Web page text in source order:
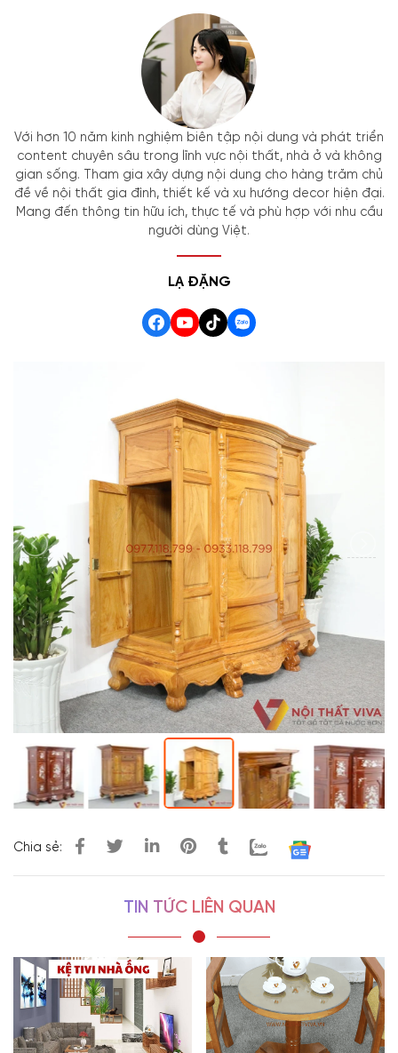
Với hơn 10 năm kinh nghiệm biên tập nội dung và phát triển
content chuyên sâu trong lĩnh vực nội thất, nhà ở và không
gian sống. Tham gia xây dựng nội dung cho hàng trăm chủ
đề về nội thất gia đình, thiết kế và xu hướng decor hiện đại.
Mang đến thông tin hữu ích, thực tế và phù hợp với nhu cầu
người dùng Việt.
LẠ ĐẶNG
Chia sẻ:
TIN TỨC LIÊN QUAN